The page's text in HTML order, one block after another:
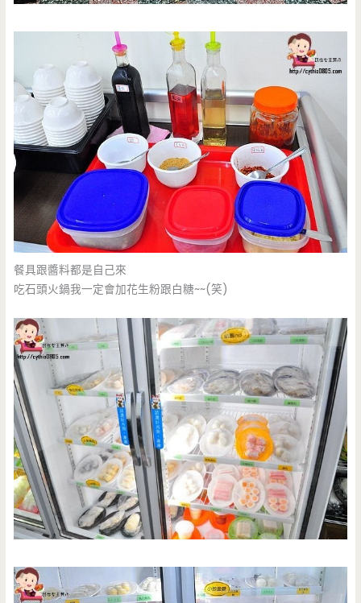
餐具跟醬料都是自己來
吃石頭火鍋我一定會加花生粉跟白糖~~(笑)